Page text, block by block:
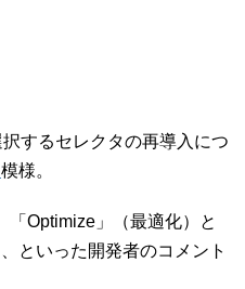
するセレクタの再導入につ
模様。
「Optimize」（最適化）と
といった開発者のコメント